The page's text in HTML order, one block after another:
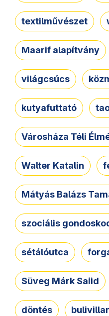
textilművészet
Maarif alapítvány
világcsúcs
kutyafuttató
Városháza Téli
Walter Katalin
Mátyás Balázs
szociális
sétálóutca
Süveg Márk Saiid
döntés